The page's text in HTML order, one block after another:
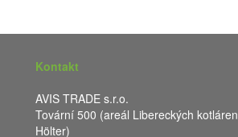
Kontakt
AVIS TRADE s.r.o.
Tovární 500 (areál Libereckých kotláren
Hölter)